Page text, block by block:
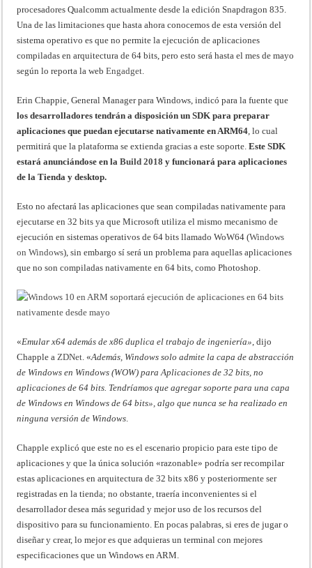
procesadores Qualcomm actualmente desde la edición Snapdragon 835.
Una de las limitaciones que hasta ahora conocemos de esta versión del
sistema operativo es que no permite la ejecución de aplicaciones
compiladas en arquitectura de 64 bits, pero esto será hasta el mes de mayo
según lo reporta la webEngadget.
Erin Chappie, General Manager para Windows, indicó para la fuente que
los desarrolladores tendrán a disposición un SDK para preparar
aplicaciones que puedan ejecutarse nativamente en ARM64, lo cual
permitirá que la plataforma se extienda gracias a este soporte.Este SDK
estará anunciándose en laBuild 2018 y funcionará para aplicaciones
de la Tienda y desktop.
Esto no afectará las aplicaciones que sean compiladas nativamente para
ejecutarse en 32 bits ya que Microsoft utiliza el mismo mecanismo de
ejecución en sistemas operativos de 64 bits llamado WoW64 (Windows
on Windows), sin embargo sí será un problema para aquellas aplicaciones
que no son compiladas nativamente en 64 bits, como Photoshop.
«Emular x64 además de x86 duplica el trabajo de ingeniería», dijo
Chapple aZDNet. «Además, Windows solo admite la capa de abstracción
de Windows en Windows (WOW) para Aplicaciones de 32 bits, no
aplicaciones de 64 bits. Tendríamos que agregar soporte para una capa
de Windows en Windows de 64 bits», algo que nunca se ha realizado en
ninguna versión de Windows.
Chapple explicó que este no es el escenario propicio para este tipo de
aplicaciones y que la única solución «razonable» podría ser recompilar
estas aplicaciones en arquitectura de 32 bits x86 y posteriormente ser
registradas en la tienda; no obstante, traería inconvenientes si el
desarrollador desea más seguridad y mejor uso de los recursos del
dispositivo para su funcionamiento. En pocas palabras, si eres de jugar o
diseñar y crear, lo mejor es que adquieras un terminal con mejores
especificaciones que un Windows en ARM.